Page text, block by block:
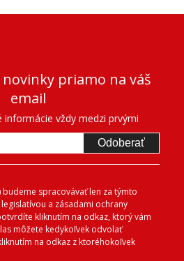
priamo na váš
email
informácie vždy medzi prvými
Odoberať
spracovávať len za týmto
a zásadami ochrany
kliknutím na odkaz, ktorý vám
môžete kedykoľvek odvolať
na odkaz z ktoréhokoľvek